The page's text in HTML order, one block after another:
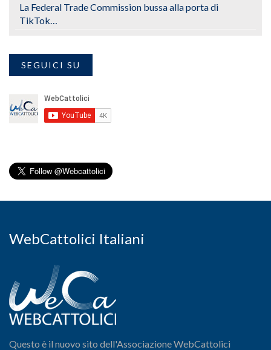
La Federal Trade Commission bussa alla porta di
TikTok…
SEGUICI SU
WebCattolici Italiani
Questo è il nuovo sito dell'Associazione WebCattolici